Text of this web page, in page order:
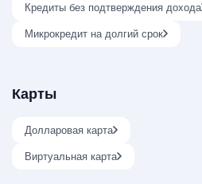
Кредиты без подтверждения дохода
Микрокредит на долгий срок
Карты
Долларовая карта
Виртуальная карта